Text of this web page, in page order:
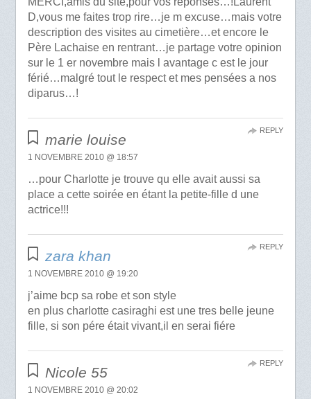
D,vous me faites trop rire…je m excuse…mais votre
description des visites au cimetière…et encore le
Père Lachaise en rentrant…je partage votre opinion
sur le 1 er novembre mais l avantage c est le jour
férié…malgré tout le respect et mes pensées a nos
diparus…!
marie louise
1 NOVEMBRE 2010 @ 18:57
…pour Charlotte je trouve qu elle avait aussi sa
place a cette soirée en étant la petite-fille d une
actrice!!!
REPLY
zara khan
1 NOVEMBRE 2010 @ 19:20
j’aime bcp sa robe et son style
en plus charlotte casiraghi est une tres belle jeune
fille, si son pére était vivant,il en serai fiére
REPLY
Nicole 55
1 NOVEMBRE 2010 @ 20:02
REPLY